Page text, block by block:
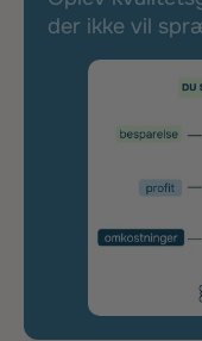
der ikke vil